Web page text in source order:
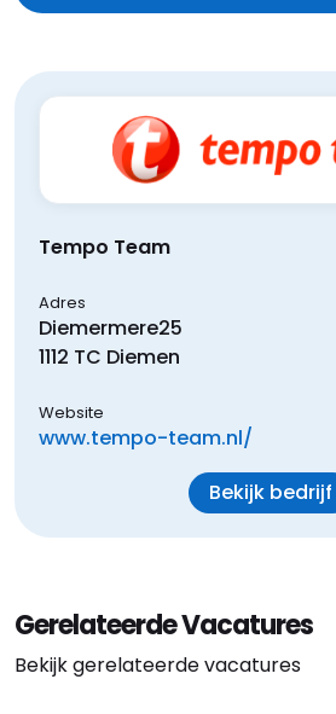
Tempo Team
Adres
Diemermere25
1112 TC Diemen
Website
www.tempo-team.nl/
Bekijk bedrijf
Gerelateerde Vacatures
Bekijk gerelateerde vacatures